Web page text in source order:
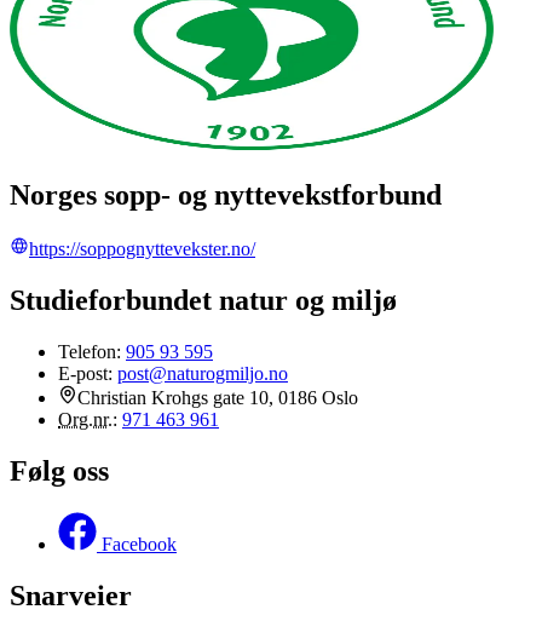
Norges sopp- og nyttevekstforbund
https://soppognyttevekster.no/
Studieforbundet natur og miljø
Telefon: 905 93 595
E-post: post@naturogmiljo.no
Christian Krohgs gate 10, 0186 Oslo
Org.nr.: 971 463 961
Følg oss
Facebook
Snarveier